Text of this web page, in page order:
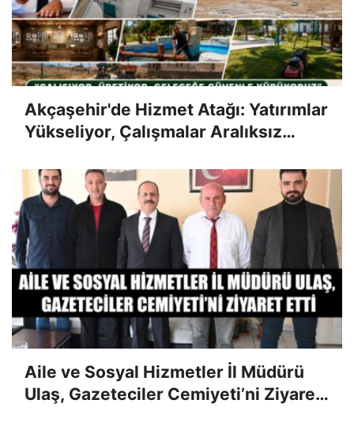
Akçaşehir'de Hizmet Atağı: Yatırımlar
Yükseliyor, Çalışmalar Aralıksız
Aile ve Sosyal Hizmetler İl Müdürü
Ulaş, Gazeteciler Cemiyeti’ni Ziyaret